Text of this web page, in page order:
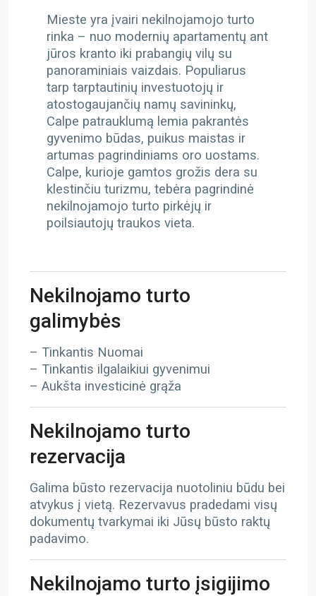
Mieste yra įvairi nekilnojamojo turto
rinka – nuo modernių apartamentų ant
jūros kranto iki prabangių vilų su
panoraminiais vaizdais. Populiarus
tarp tarptautinių investuotojų ir
atostogaujančių namų savininkų,
Calpe patrauklumą lemia pakrantės
gyvenimo būdas, puikus maistas ir
artumas pagrindiniams oro uostams.
Calpe, kurioje gamtos grožis dera su
klestinčiu turizmu, tebėra pagrindinė
nekilnojamojo turto pirkėjų ir
poilsiautojų traukos vieta.
Nekilnojamo turto
galimybės
– Tinkantis Nuomai
– Tinkantis ilgalaikiui gyvenimui
– Aukšta investicinė grąža
Nekilnojamo turto
rezervacija
Galima būsto rezervacija nuotoliniu būdu bei
atvykus į vietą. Rezervavus pradedami visų
dokumentų tvarkymai iki Jūsų būsto raktų
padavimo.
Nekilnojamo turto įsigijimo